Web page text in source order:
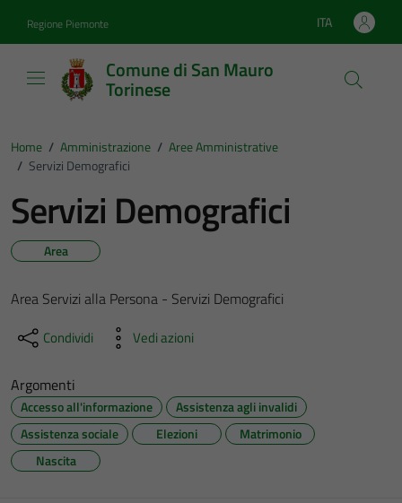
Regione Piemonte Lingua attiva:
ITA
Comune di San Mauro
Torinese
Home / Amministrazione / Aree Amministrative
/ Servizi Demografici
Servizi Demografici
Area
Area Servizi alla Persona - Servizi Demografici
Condividi Vedi azioni
Argomenti
Accesso all'informazione
Assistenza agli invalidi
Assistenza sociale
Elezioni
Matrimonio
Nascita